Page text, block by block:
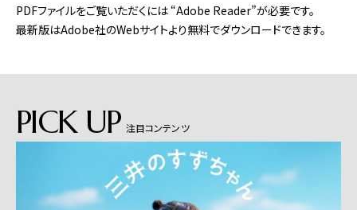
PDFファイルをご覧いただくには “Adobe Reader”が必要です。
最新版はAdobe社のWebサイトより無料でダウンロードできます。
PICK UP 注目コンテンツ